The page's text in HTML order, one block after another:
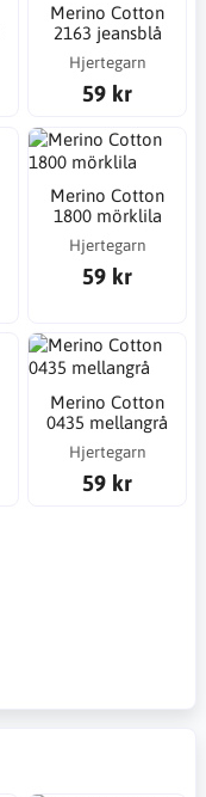
Merino Cotton
2163 jeansblå
Hjertegarn
59 kr
Merino Cotton
1800 mörklila
Hjertegarn
59 kr
Merino Cotton
0435 mellangrå
Hjertegarn
59 kr